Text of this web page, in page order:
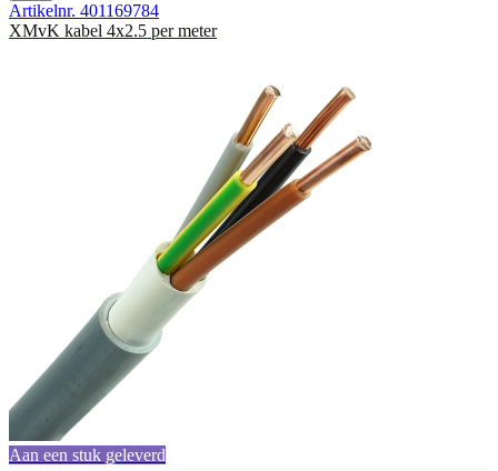
Artikelnr. 401169784
XMvK kabel 4x2.5 per meter
Aan een stuk geleverd